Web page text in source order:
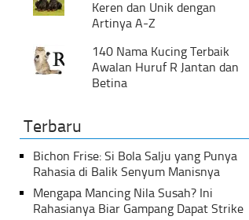
Keren dan Unik dengan
Artinya A-Z
140 Nama Kucing Terbaik
Awalan Huruf R Jantan dan
Betina
Terbaru
Bichon Frise: Si Bola Salju yang Punya
Rahasia di Balik Senyum Manisnya
Mengapa Mancing Nila Susah? Ini
Rahasianya Biar Gampang Dapat Strike